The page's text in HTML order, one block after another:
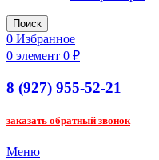
Поиск
0 Избранное
0 элемент 0 ₽
8 (927) 955-52-21
заказать обратный звонок
Меню